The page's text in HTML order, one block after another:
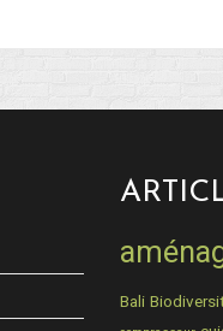
Bali